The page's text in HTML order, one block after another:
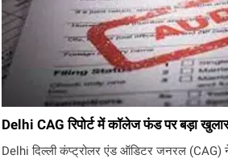
Delhi CAG रिपोर्ट में कॉलेज फंड पर बड़ा
Delhi दिल्ली कंप्ट्रोलर एंड ऑडिटर जनरल (CAG)